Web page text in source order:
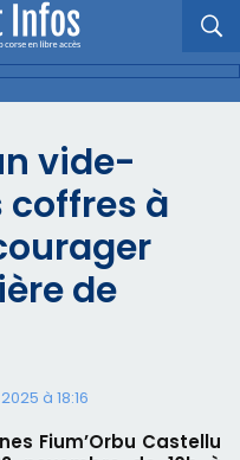
vide-
coffres à
de
à 18:16
Fium’Orbu Castellu